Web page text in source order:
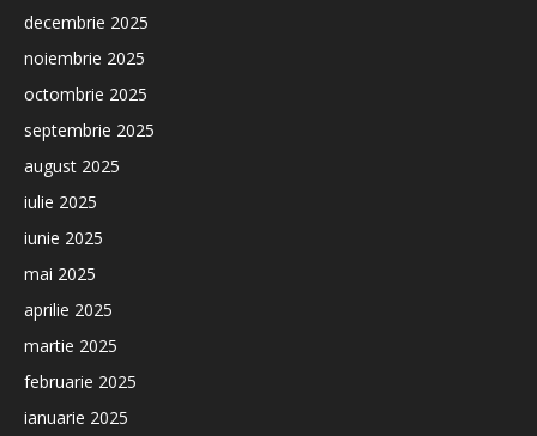
decembrie 2025
noiembrie 2025
octombrie 2025
septembrie 2025
august 2025
iulie 2025
iunie 2025
mai 2025
aprilie 2025
martie 2025
februarie 2025
ianuarie 2025